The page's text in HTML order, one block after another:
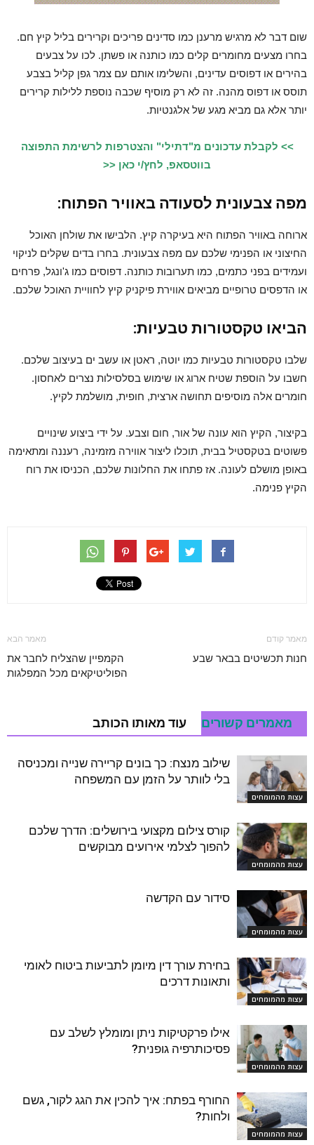
שום דבר לא מרגיש מרענן כמו סדינים פריכים וקרירים בליל קיץ חם.
בחרו מצעים מחומרים קלים כמו כותנה או פשתן. לכו על צבעים
בהירים או דפוסים עדינים, והשלימו אותם עם צמר גפן קליל בצבע
תוסס או דפוס מהנה. זה לא רק מוסיף שכבה נוספת ללילות קרירים
יותר אלא גם מביא מגע של אלגנטיות.
>> לקבלת עדכונים מ"דתילי" והצטרפות לרשימת התפוצה
בווטסאפ, לחץ/י כאן <<
מפה צבעונית לסעודה באוויר הפתוח:
ארוחה באוויר הפתוח היא בעיקרה קיץ. הלבישו את שולחן האוכל
החיצוני או הפנימי שלכם עם מפה צבעונית. בחרו בדים שקלים לניקוי
ועמידים בפני כתמים, כמו תערובות כותנה. דפוסים כמו ג'ונגל, פרחים
או הדפסים טרופיים מביאים אווירת פיקניק קיץ לחוויית האוכל שלכם.
הביאו טקסטורות טבעיות:
שלבו טקסטורות טבעיות כמו יוטה, ראטן או עשב ים בעיצוב שלכם.
חשבו על הוספת שטיח ארוג או שימוש בסלסילות נצרים לאחסון.
חומרים אלה מוסיפים תחושה ארצית, חופית, מושלמת לקיץ.
בקיצור, הקיץ הוא עונה של אור, חום וצבע. על ידי ביצוע שינויים
פשוטים בטקסטיל בבית, תוכלו ליצור אווירה מזמינה, רעננה ומתאימה
באופן מושלם לעונה. אז פתחו את החלונות שלכם, הכניסו את רוח
הקיץ פנימה.
מאמר קודם
חנות תכשיטים בבאר שבע
מאמר הבא
הקמפיין שהצליח לחבר את
הפוליטיקאים מכל המפלגות
מאמרים קשורים עוד מאותו הכותב
עצות מהמומחים
שילוב מנצח: כך בונים קריירה שנייה ומכניסה
בלי לוותר על הזמן עם המשפחה
עצות מהמומחים
קורס צילום מקצועי בירושלים: הדרך שלכם
להפוך לצלמי אירועים מבוקשים
עצות מהמומחים
סידור עם הקדשה
עצות מהמומחים
בחירת עורך דין מיומן לתביעות ביטוח לאומי
ותאונות דרכים
עצות מהמומחים
אילו פרקטיקות ניתן ומומלץ לשלב עם
פסיכותרפיה גופנית?
עצות מהמומחים
החורף בפתח: איך להכין את הגג לקור, גשם
ולחות?